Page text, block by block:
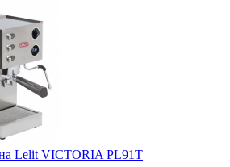
Lelit VICTORIA PL91T